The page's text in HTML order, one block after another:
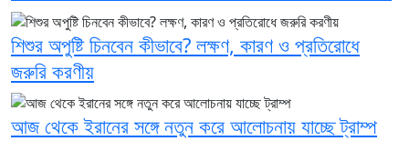
শিশুর অপুষ্টি চিনবেন কীভাবে? লক্ষণ, কারণ ও প্রতিরোধে
জরুরি করণীয়
আজ থেকে ইরানের সঙ্গে নতুন করে আলোচনায় যাচ্ছে ট্রাম্প